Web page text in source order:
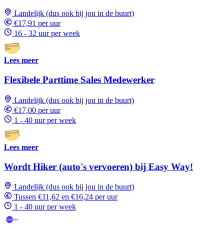
Landelijk (dus ook bij jou in de buurt)
€17,91 per uur
16 - 32 uur per week
Lees meer
Flexibele Parttime Sales Medewerker
Landelijk (dus ook bij jou in de buurt)
€17,00 per uur
1 - 40 uur per week
Lees meer
Wordt Hiker (auto's vervoeren) bij Easy Way!
Landelijk (dus ook bij jou in de buurt)
Tussen €11,62 en €16,24 per uur
1 - 40 uur per week